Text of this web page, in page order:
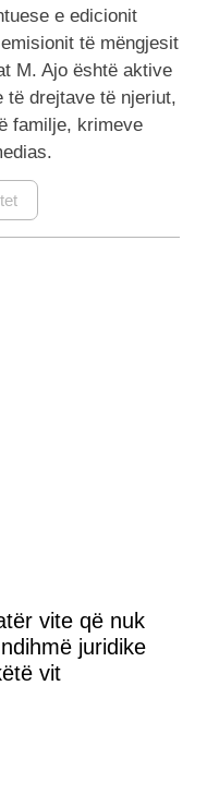
e edicionit
të mëngjesit
M. Ajo është aktive
të drejtave të njeriut,
familje, krimeve
vite që nuk
juridike
vit